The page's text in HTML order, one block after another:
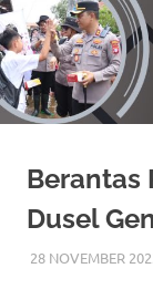
content
Berantas
Dusel
28 NOVEMBER